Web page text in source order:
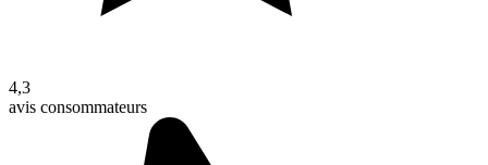
4,3
avis consommateurs